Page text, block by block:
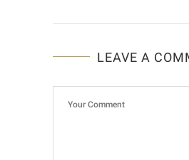
LEAVE A